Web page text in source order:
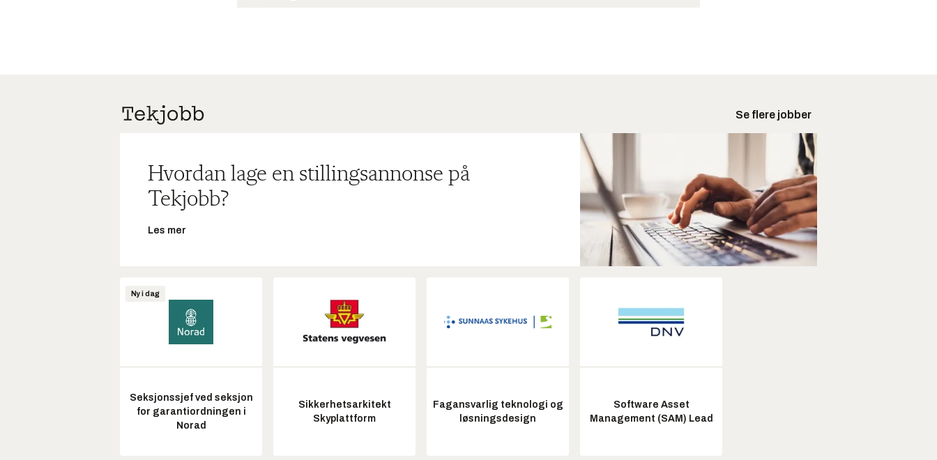
Se flere jobber
Hvordan lage en stillingsannonse på
Tekjobb?
Les mer
Ny i dag
Seksjonssjef ved seksjon
for garantiordningen i
Norad
Sikkerhetsarkitekt
Skyplattform
Fagansvarlig teknologi og
løsningsdesign
Software Asset
Management (SAM) Lead